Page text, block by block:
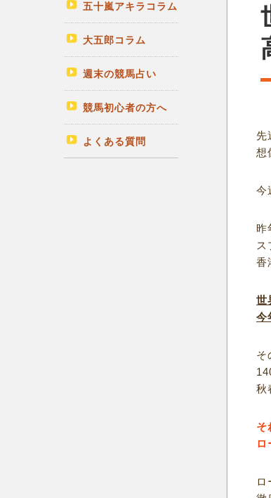
五十嵐アキラコラム
大五郎コラム
週末の競馬占い
競馬初心者の方へ
よくある質問
先
想
今
昨
ス
香
世
今
そ
秋
そ
ロ
ロ